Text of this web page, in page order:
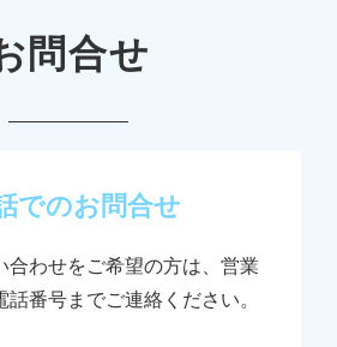
問合せ
でのお問合せ
合わせをご希望の方は、営業
番号までご連絡ください。